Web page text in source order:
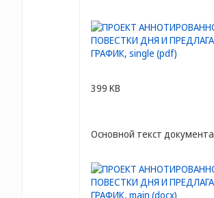
399 KB
Основной текст документа